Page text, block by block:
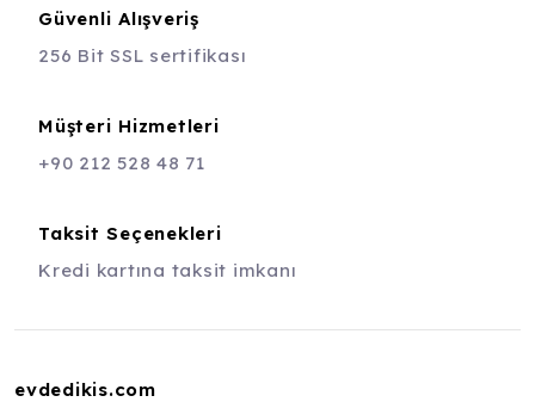
Güvenli Alışveriş
256 Bit SSL sertifikası
Müşteri Hizmetleri
+90 212 528 48 71
Taksit Seçenekleri
Kredi kartına taksit imkanı
evdedikis.com